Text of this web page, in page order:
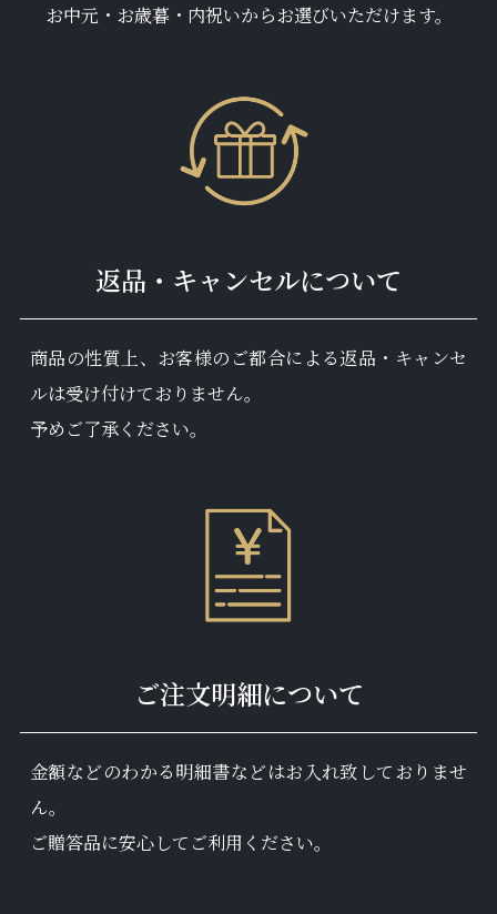
お中元・お歳暮・内祝いからお選びいただけます。
返品・キャンセルについて
商品の性質上、お客様のご都合による返品・キャンセ
ルは受け付けておりません。
予めご了承ください。
ご注文明細について
金額などのわかる明細書などはお入れ致しておりませ
ん。
ご贈答品に安心してご利用ください。